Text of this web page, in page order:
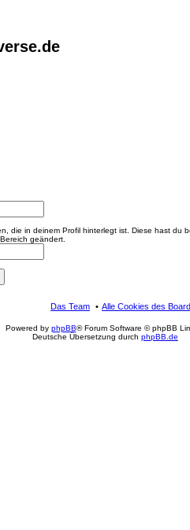
die in deinem Profil hinterlegt ist. Diese hast du
geändert.
Alle Cookies des
Das Team
Powered by phpBB® Forum Software © phpBB
Deutsche Übersetzung durch phpBB.de